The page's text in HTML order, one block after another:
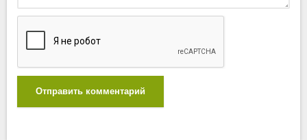
Отправить комментарий